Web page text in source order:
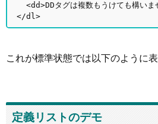
<dd>DDタグは複数もうけても構い
</dl>
これが標準状態では以下のように表
定義リストのデモ